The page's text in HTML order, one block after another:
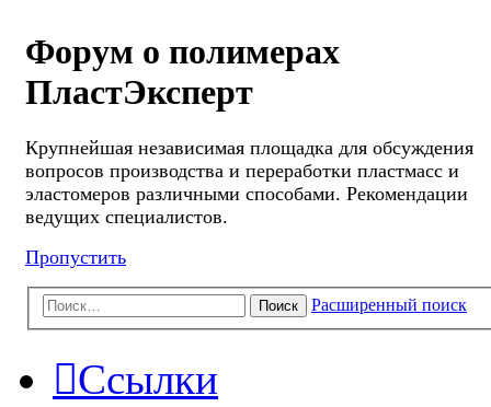
Форум о полимерах
ПластЭксперт
Крупнейшая независимая площадка для обсуждения
вопросов производства и переработки пластмасс и
эластомеров различными способами. Рекомендации
ведущих специалистов.
Пропустить
Поиск Расширенный поиск
Ссылки